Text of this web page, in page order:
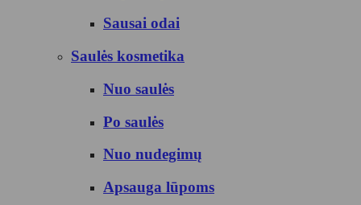
Sausai odai
Saulės kosmetika
Nuo saulės
Po saulės
Nuo nudegimų
Apsauga lūpoms